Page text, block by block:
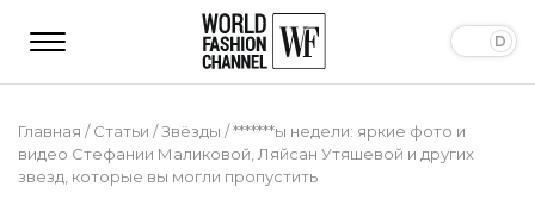
Главная /Статьи /Звёзды /*******ы недели: яркие фото и
видео Стефании Маликовой, Ляйсан Утяшевой и других
звезд, которые вы могли пропустить